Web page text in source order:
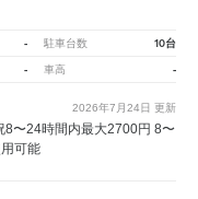
- 駐車台数 10台
- 車高 -
2026年7月24日 更新
8〜24時間内最大2700円 8〜
可能